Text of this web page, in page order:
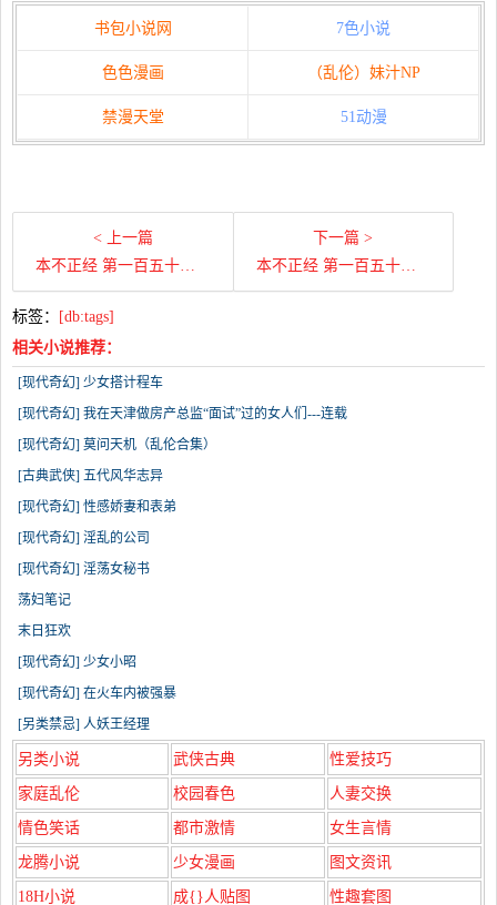
书包小说网 7色小说
色色漫画 （乱伦）妹汁NP
禁漫天堂 51动漫
< 上一篇
本不正经 第一百五十八章 我很生气
下一篇 >
本不正经 第一百五十七章 爱情来了
标签：
[db:tags]
相关小说推荐：
[现代奇幻] 少女搭计程车
[现代奇幻] 我在天津做房产总监“面试”过的女人们---连载
[现代奇幻] 莫问天机（乱伦合集）
[古典武侠] 五代风华志异
[现代奇幻] 性感娇妻和表弟
[现代奇幻] 淫乱的公司
[现代奇幻] 淫荡女秘书
荡妇笔记
末日狂欢
[现代奇幻] 少女小昭
[现代奇幻] 在火车内被强暴
[另类禁忌] 人妖王经理
另类小说 武侠古典 性爱技巧
家庭乱伦 校园春色 人妻交换
情色笑话 都市激情 女生言情
龙腾小说 少女漫画 图文资讯
18H小说 成{}人贴图 性趣套图